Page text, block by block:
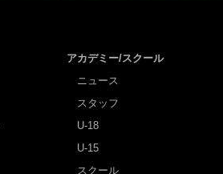
アカデミー/スクール
ニュース
スタッフ
U-18
U-15
スクール